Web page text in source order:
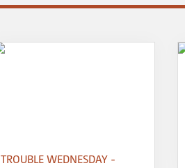
TROUBLE WEDNESDAY -